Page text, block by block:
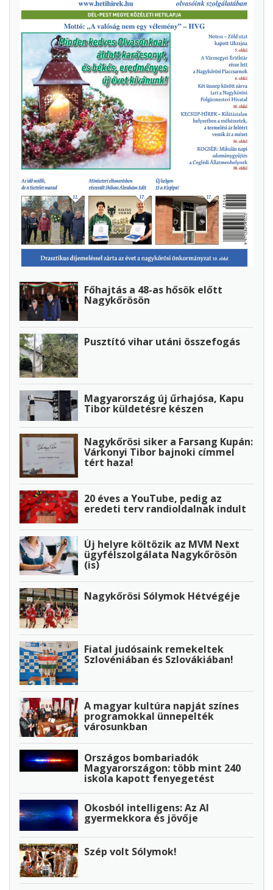
Főhajtás a 48-as hősök előtt
Nagykőrösön
Pusztító vihar utáni összefogás
Magyarország új űrhajósa, Kapu
Tibor küldetésre készen
Nagykőrösi siker a Farsang Kupán:
Várkonyi Tibor bajnoki címmel
tért haza!
20 éves a YouTube, pedig az
eredeti terv randioldalnak indult
Új helyre költözik az MVM Next
ügyfélszolgálata Nagykőrösön
(is)
Nagykőrösi Sólymok Hétvégéje
Fiatal judósaink remekeltek
Szlovéniában és Szlovákiában!
A magyar kultúra napját színes
programokkal ünnepelték
városunkban
Országos bombariadók
Magyarországon: több mint 240
iskola kapott fenyegetést
Okosból intelligens: Az AI
gyermekkora és jövője
Szép volt Sólymok!